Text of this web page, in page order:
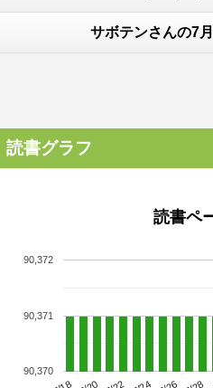
サボテンさんの7
読書グラフ
読書ペ
90,370
90,371
90,372